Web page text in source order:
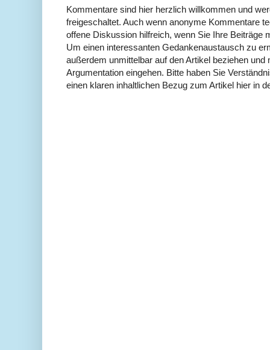
Kommentare sind hier herzlich willkommen und
freigeschaltet. Auch wenn anonyme Kommentare
offene Diskussion hilfreich, wenn Sie Ihre Beiträge
Um einen interessanten Gedankenaustausch zu
außerdem unmittelbar auf den Artikel beziehen und
Argumentation eingehen. Bitte haben Sie
einen klaren inhaltlichen Bezug zum Artikel hier in